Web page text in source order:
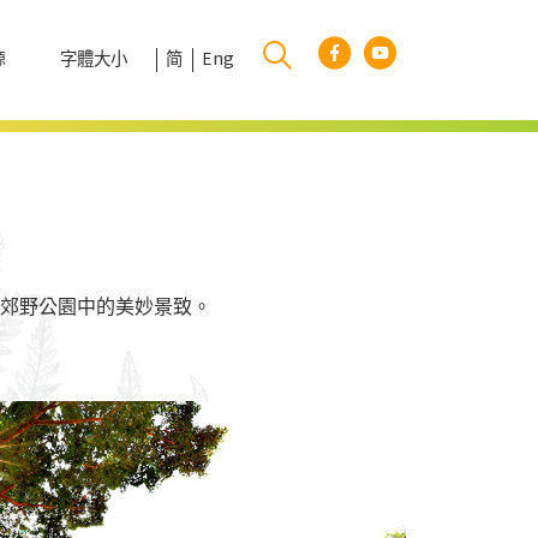
字體大小 简 Eng
野公園中的美妙景致。